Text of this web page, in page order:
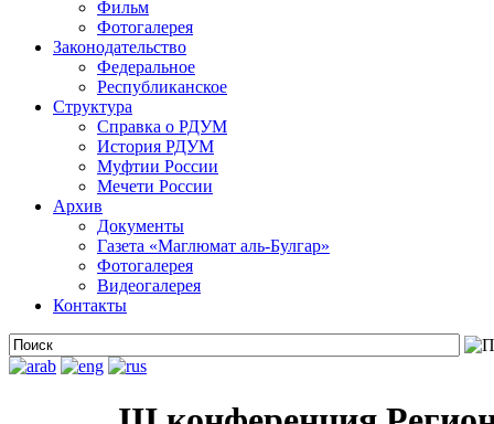
Фильм
Фотогалерея
Законодательство
Федеральное
Республиканское
Структура
Справка о РДУМ
История РДУМ
Муфтии России
Мечети России
Архив
Документы
Газета «Маглюмат аль-Булгар»
Фотогалерея
Видеогалерея
Контакты